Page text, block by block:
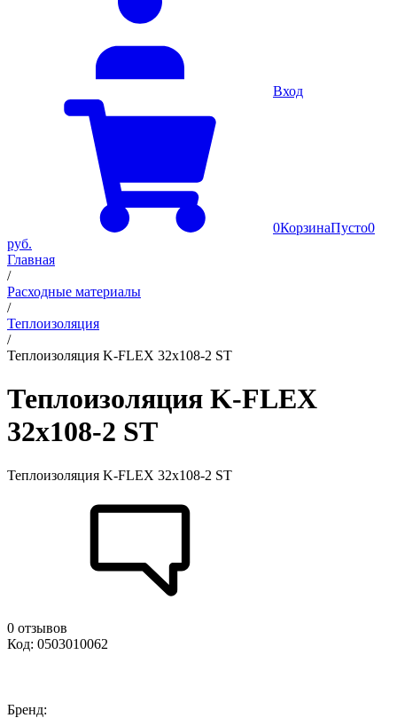
Вход
0КорзинаПусто0
руб.
Главная
/
Расходные материалы
/
Теплоизоляция
/
Теплоизоляция K-FLEX 32x108-2 ST
Теплоизоляция K-FLEX
32x108-2 ST
Теплоизоляция K-FLEX 32x108-2 ST
0 отзывов
Код: 0503010062
Бренд: